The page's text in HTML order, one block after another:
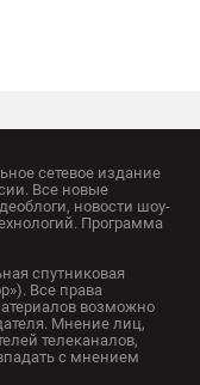
сетевое издание
Все новые
новости шоу-
Программа
спутниковая
Все права
возможно
Мнение лиц,
телеканалов,
с мнением